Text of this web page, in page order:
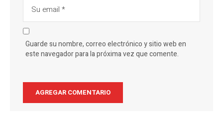
Guarde su nombre, correo electrónico y sitio web en
este navegador para la próxima vez que comente.